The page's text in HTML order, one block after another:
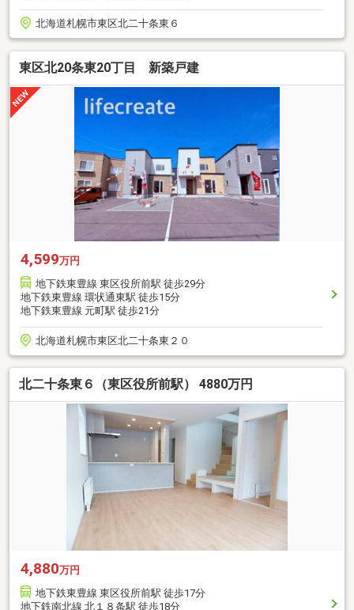
北海道札幌市東区北二十条東６
東区北20条東20丁目 新築戸建
4,599万円
地下鉄東豊線 東区役所前駅 徒歩29分
地下鉄東豊線 環状通東駅 徒歩15分
地下鉄東豊線 元町駅 徒歩21分
北海道札幌市東区北二十条東２０
北二十条東６（東区役所前駅） 4880万円
4,880万円
地下鉄東豊線 東区役所前駅 徒歩17分
地下鉄南北線 北１８条駅 徒歩18分